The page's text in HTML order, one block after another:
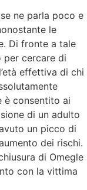
ne parla poco e
le
Di fronte a tale
per cercare di
effettiva di chi
è consentito ai
di un adulto
un picco di
dei rischi.
di Omegle
con la vittima